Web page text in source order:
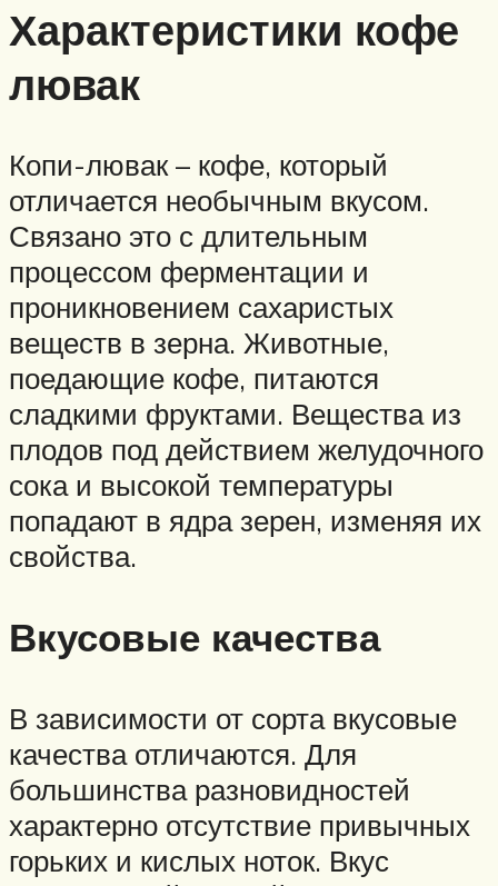
Характеристики кофе
лювак
Копи-лювак – кофе, который
отличается необычным вкусом.
Связано это с длительным
процессом ферментации и
проникновением сахаристых
веществ в зерна. Животные,
поедающие кофе, питаются
сладкими фруктами. Вещества из
плодов под действием желудочного
сока и высокой температуры
попадают в ядра зерен, изменяя их
свойства.
Вкусовые качества
В зависимости от сорта вкусовые
качества отличаются. Для
большинства разновидностей
характерно отсутствие привычных
горьких и кислых ноток. Вкус